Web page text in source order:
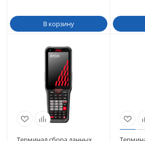
В корзину